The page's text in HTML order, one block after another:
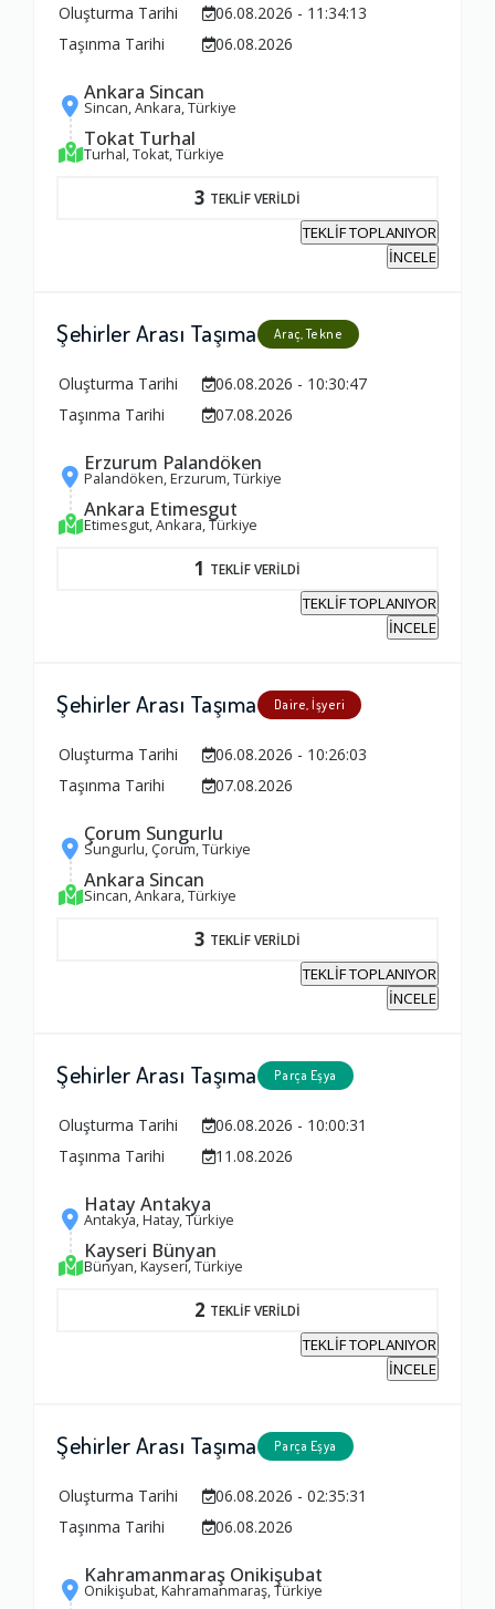
Oluşturma Tarihi
06.08.2026 - 11:34:13
Taşınma Tarihi
06.08.2026
Ankara Sincan
Sincan, Ankara, Türkiye
Tokat Turhal
Turhal, Tokat, Türkiye
3 TEKLİF VERİLDİ
TEKLİF TOPLANIYOR
İNCELE
Şehirler Arası Taşıma Araç, Tekne
Oluşturma Tarihi
06.08.2026 - 10:30:47
Taşınma Tarihi
07.08.2026
Erzurum Palandöken
Palandöken, Erzurum, Türkiye
Ankara Etimesgut
Etimesgut, Ankara, Türkiye
1 TEKLİF VERİLDİ
TEKLİF TOPLANIYOR
İNCELE
Şehirler Arası Taşıma Daire, İşyeri
Oluşturma Tarihi
06.08.2026 - 10:26:03
Taşınma Tarihi
07.08.2026
Çorum Sungurlu
Sungurlu, Çorum, Türkiye
Ankara Sincan
Sincan, Ankara, Türkiye
3 TEKLİF VERİLDİ
TEKLİF TOPLANIYOR
İNCELE
Şehirler Arası Taşıma Parça Eşya
Oluşturma Tarihi
06.08.2026 - 10:00:31
Taşınma Tarihi
11.08.2026
Hatay Antakya
Antakya, Hatay, Türkiye
Kayseri Bünyan
Bünyan, Kayseri, Türkiye
2 TEKLİF VERİLDİ
TEKLİF TOPLANIYOR
İNCELE
Şehirler Arası Taşıma Parça Eşya
Oluşturma Tarihi
06.08.2026 - 02:35:31
Taşınma Tarihi
06.08.2026
Kahramanmaraş Onikişubat
Onikişubat, Kahramanmaraş, Türkiye
1.0
Fiyatlandırma Dengesi